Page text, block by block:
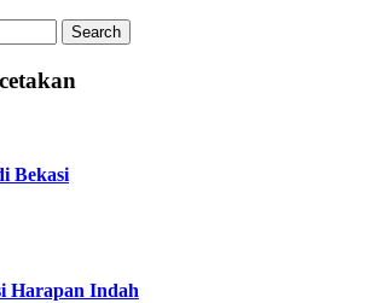
Bekasi
Harapan Indah